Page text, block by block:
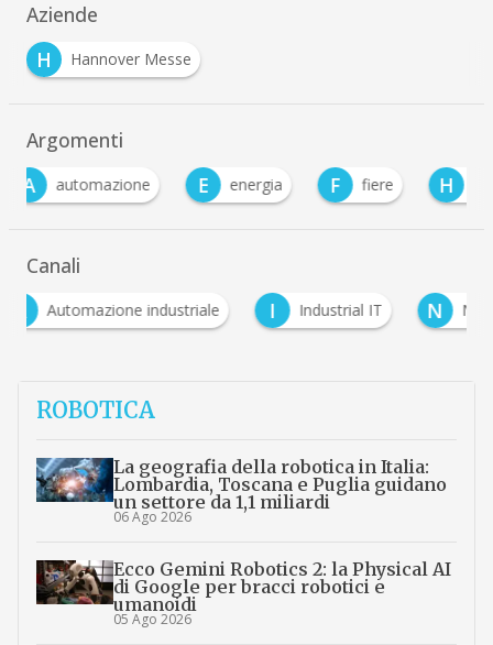
Aziende
H
Hannover Messe
Argomenti
E energia F fiere hannover messe
Canali
I
Industrial IT N Network S Sponsored
ROBOTICA
La geografia della robotica in Italia:
Lombardia, Toscana e Puglia guidano
un settore da 1,1 miliardi
06 Ago 2026
Ecco Gemini Robotics 2: la Physical AI
di Google per bracci robotici e
umanoidi
05 Ago 2026